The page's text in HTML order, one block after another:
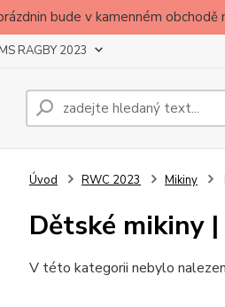
bude v kamenném
MS RAGBY 2023
Úvod RWC 2023 Mikiny
Dětské mikiny
V této kategorii nebylo